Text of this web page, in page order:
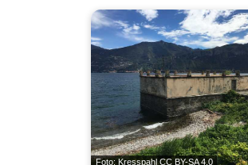
Foto: KresspahlCC BY-SA 4.0